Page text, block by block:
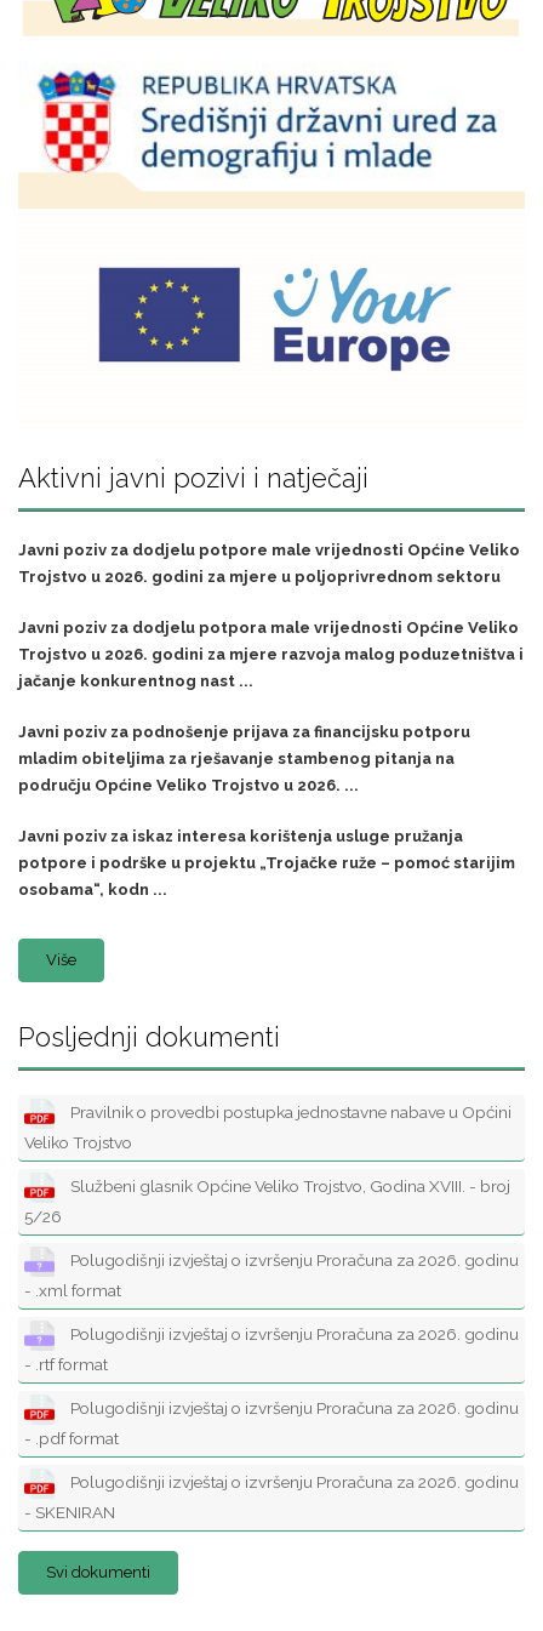
Aktivni javni pozivi i natječaji
Javni poziv za dodjelu potpore male vrijednosti Općine Veliko
Trojstvo u 2026. godini za mjere u poljoprivrednom sektoru
Javni poziv za dodjelu potpora male vrijednosti Općine Veliko
Trojstvo u 2026. godini za mjere razvoja malog poduzetništva i
jačanje konkurentnog nast ...
Javni poziv za podnošenje prijava za financijsku potporu
mladim obiteljima za rješavanje stambenog pitanja na
području Općine Veliko Trojstvo u 2026. ...
Javni poziv za iskaz interesa korištenja usluge pružanja
potpore i podrške u projektu „Trojačke ruže – pomoć starijim
osobama“, kodn ...
Više
Posljednji dokumenti
Pravilnik o provedbi postupka jednostavne nabave u Općini
Veliko Trojstvo
Službeni glasnik Općine Veliko Trojstvo, Godina XVIII. - broj
5/26
Polugodišnji izvještaj o izvršenju Proračuna za 2026. godinu
- .xml format
Polugodišnji izvještaj o izvršenju Proračuna za 2026. godinu
- .rtf format
Polugodišnji izvještaj o izvršenju Proračuna za 2026. godinu
- .pdf format
Polugodišnji izvještaj o izvršenju Proračuna za 2026. godinu
- SKENIRAN
Svi dokumenti